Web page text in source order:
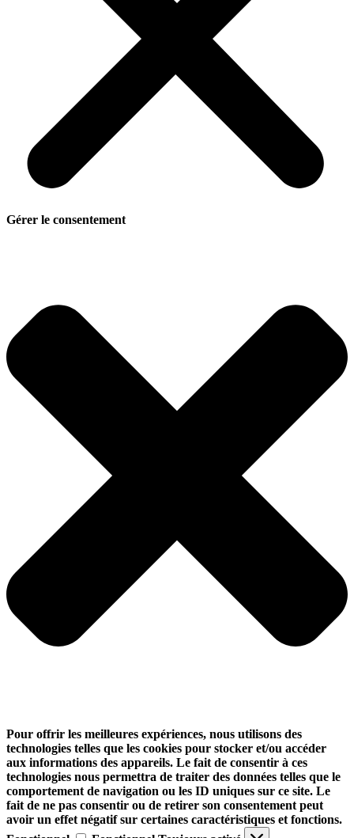
Gérer le consentement
Pour offrir les meilleures expériences, nous utilisons des
technologies telles que les cookies pour stocker et/ou accéder
aux informations des appareils. Le fait de consentir à ces
technologies nous permettra de traiter des données telles que le
comportement de navigation ou les ID uniques sur ce site. Le
fait de ne pas consentir ou de retirer son consentement peut
avoir un effet négatif sur certaines caractéristiques et fonctions.